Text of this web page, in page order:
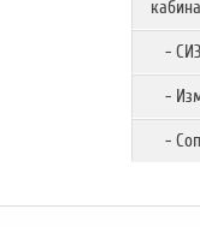
-
-
-